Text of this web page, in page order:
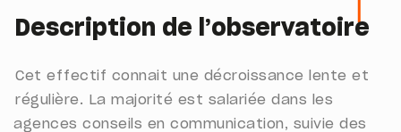
Description de l’observatoire
Cet effectif connait une décroissance lente et
régulière. La majorité est salariée dans les
agences conseils en communication, suivie des